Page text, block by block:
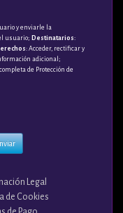
y enviarle la
usuario; Destinatarios:
: Acceder, rectificar y
adicional;
de Protección de
Legal
de Cookies